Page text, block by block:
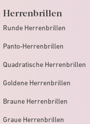
Herrenbrillen
Runde Herrenbrillen
Panto-Herrenbrillen
Quadratische Herrenbrillen
Goldene Herrenbrillen
Braune Herrenbrillen
Graue Herrenbrillen